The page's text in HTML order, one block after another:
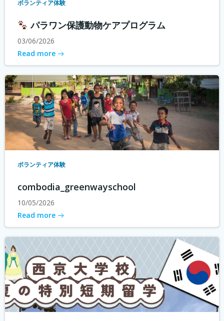
ボランティア体験
パラワン保護動物ケアプログラム
03/06/2026
Read more
ボランティア体験
combodia_greenwayschool
10/05/2026
Read more